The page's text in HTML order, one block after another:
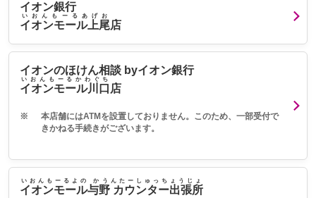
イオン銀行
イオンモール上尾
いおんもーるあげお
店
イオンのほけん相談 byイオン銀行
イオンモール川口
いおんもーるかわぐち
店
※
本店舗にはATMを設置しておりません。このため、一部受付で
きかねる手続きがございます。
イオンモール与野 カウンター出張所
いおんもーるよの かうんたーしゅっちょうじょ